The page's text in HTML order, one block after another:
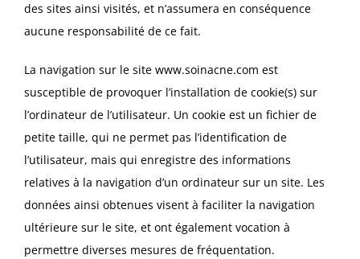
des sites ainsi visités, et n’assumera en conséquence
aucune responsabilité de ce fait.
La navigation sur le site www.soinacne.com est
susceptible de provoquer l’installation de cookie(s) sur
l’ordinateur de l’utilisateur. Un cookie est un fichier de
petite taille, qui ne permet pas l’identification de
l’utilisateur, mais qui enregistre des informations
relatives à la navigation d’un ordinateur sur un site. Les
données ainsi obtenues visent à faciliter la navigation
ultérieure sur le site, et ont également vocation à
permettre diverses mesures de fréquentation.